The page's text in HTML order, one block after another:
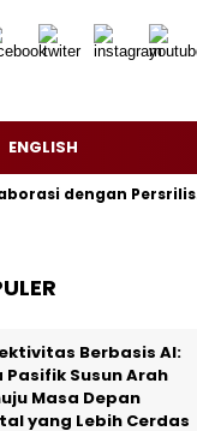
ENGLISH
dengan
Berbasis AI:
Pasifik Susun Arah
Masa Depan
yang Lebih Cerdas